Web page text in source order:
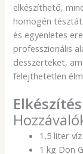
elkészíthető,
homogén
és egyenletes
professzionális
desszerteket,
felejthetetlen
Elkészítés
1,5 liter
1 kg Don